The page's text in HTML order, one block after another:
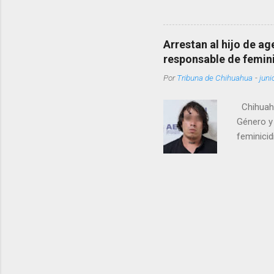
¿Qué tal
tendrá
favor,
han sido
Arrestan al hijo de
responsable de
PorTribuna de Chihuahua -
Género
que